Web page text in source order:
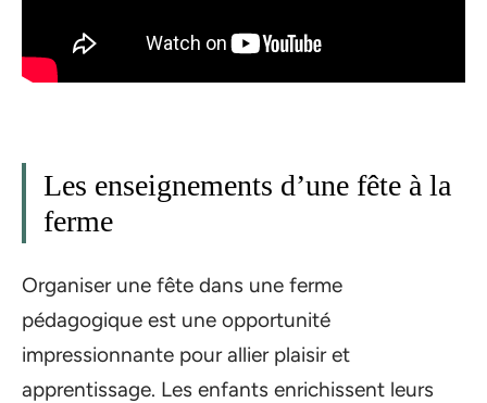
Les enseignements d’une fête à la
ferme
Organiser une fête dans une ferme
pédagogique est une opportunité
impressionnante pour allier plaisir et
apprentissage. Les enfants enrichissent leurs